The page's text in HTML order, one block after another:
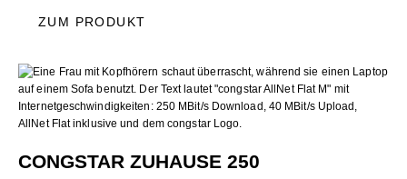
ZUM PRODUKT
CONGSTAR ZUHAUSE 250